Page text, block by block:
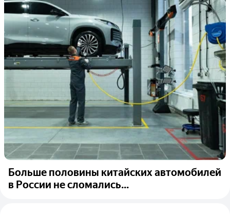
Больше половины китайских автомобилей
в России не сломались...